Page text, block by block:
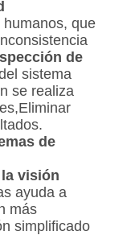
que
de
sistema
se realiza
de
visión
ayuda a
más
simplificado